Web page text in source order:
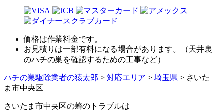
価格は作業料金です。
お見積りは一部有料になる場合があります。（天井裏
のハチの巣を確認するための工事など）
ハチの巣駆除業者の猿太郎 > 対応エリア > 埼玉県 > さいた
ま市中央区
さいたま市中央区の蜂のトラブルは